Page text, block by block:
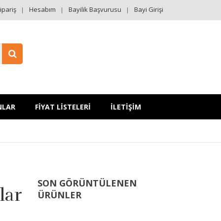
Hesabım Bayilik Başvurusu Bayi Girişi
FİYAT LİSTELERİ İLETİŞİM
SON GÖRÜNTÜLENEN
ÜRÜNLER